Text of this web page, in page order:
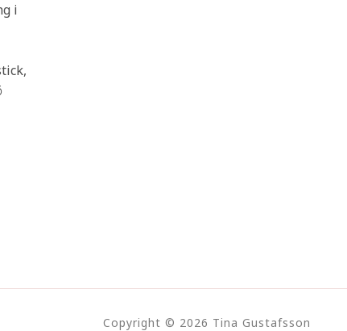
i
Copyright © 2026 Tina Gustafsson